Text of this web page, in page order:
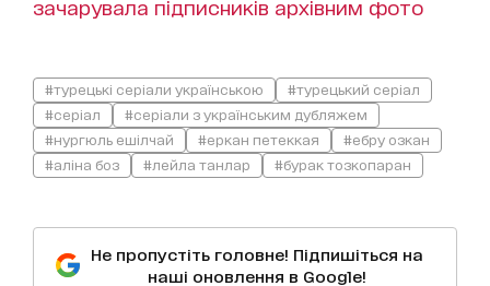
зачарувала підписників архівним фото
#турецькі серіали українською
#турецький серіал
#серіал
#серіали з українським дубляжем
#нургюль ешілчай
#еркан петеккая
#ебру озкан
#аліна боз
#лейла танлар #бурак тозкопаран
Не пропустіть головне! Підпишіться на
наші оновлення в Google!